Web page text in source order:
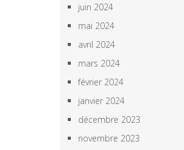
juin 2024
mai 2024
avril 2024
mars 2024
février 2024
janvier 2024
décembre 2023
novembre 2023